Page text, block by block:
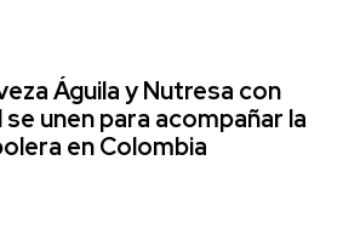
Águila y Nutresa con
se unen para acompañar la
en Colombia